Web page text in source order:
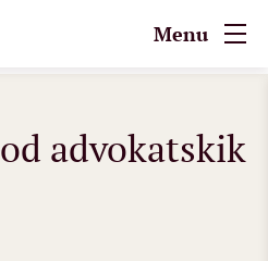
Menu
advokatskik